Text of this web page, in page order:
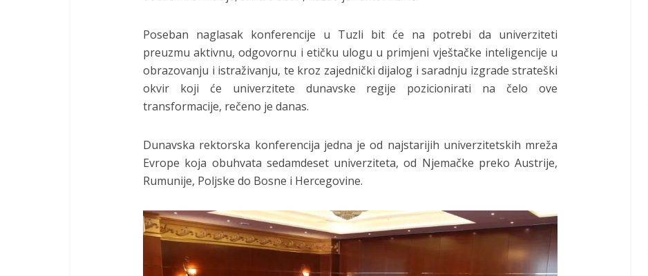
Poseban naglasak konferencije u Tuzli bit će na potrebi da univerziteti
preuzmu aktivnu, odgovornu i etičku ulogu u primjeni vještačke inteligencije u
obrazovanju i istraživanju, te kroz zajednički dijalog i saradnju izgrade strateški
okvir koji će univerzitete dunavske regije pozicionirati na čelo ove
transformacije, rečeno je danas.
Dunavska rektorska konferencija jedna je od najstarijih univerzitetskih mreža
Evrope koja obuhvata sedamdeset univerziteta, od Njemačke preko Austrije,
Rumunije, Poljske do Bosne i Hercegovine.